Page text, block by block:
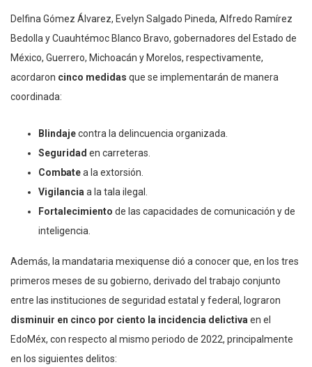
Delfina Gómez Álvarez, Evelyn Salgado Pineda, Alfredo Ramírez
Bedolla y Cuauhtémoc Blanco Bravo, gobernadores del Estado de
México, Guerrero, Michoacán y Morelos, respectivamente,
acordaron cinco medidas que se implementarán de manera
coordinada:
Blindajecontra la delincuencia organizada.
Seguridad en carreteras.
Combatea la extorsión.
Vigilanciaa la tala ilegal.
Fortalecimiento de las capacidades de comunicación y de
inteligencia.
Además, la mandataria mexiquense dió a conocer que, en los tres
primeros meses de su gobierno, derivado del trabajo conjunto
entre las instituciones de seguridad estatal y federal, lograron
disminuir en cinco por ciento la incidencia delictivaen el
EdoMéx, con respecto al mismo periodo de 2022, principalmente
en los siguientes delitos: